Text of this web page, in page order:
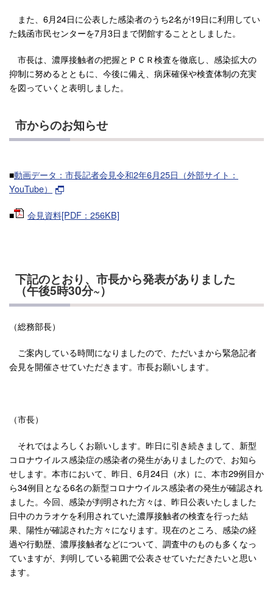
また、6月24日に公表した感染者のうち2名が19日に利用してい
た銭函市民センターを7月3日まで閉館することとしました。
市長は、濃厚接触者の把握とＰＣＲ検査を徹底し、感染拡大の
抑制に努めるとともに、今後に備え、病床確保や検査体制の充実
を図っていくと表明しました。
市からのお知らせ
■動画データ：市長記者会見令和2年6月25日（外部サイト：
YouTube）
■ 会見資料[PDF：256KB]
下記のとおり、市長から発表がありました
（午後5時30分~）
（総務部長）
ご案内している時間になりましたので、ただいまから緊急記者
会見を開催させていただきます。市長お願いします。
（市長）
それではよろしくお願いします。昨日に引き続きまして、新型
コロナウイルス感染症の感染者の発生がありましたので、お知ら
せします。本市において、昨日、6月24日（水）に、本市29例目か
ら34例目となる6名の新型コロナウイルス感染者の発生が確認され
ました。今回、感染が判明された方々は、昨日公表いたしました
日中のカラオケを利用されていた濃厚接触者の検査を行った結
果、陽性が確認された方々になります。現在のところ、感染の経
過や行動歴、濃厚接触者などについて、調査中のものも多くなっ
ていますが、判明している範囲で公表させていただきたいと思い
ます。